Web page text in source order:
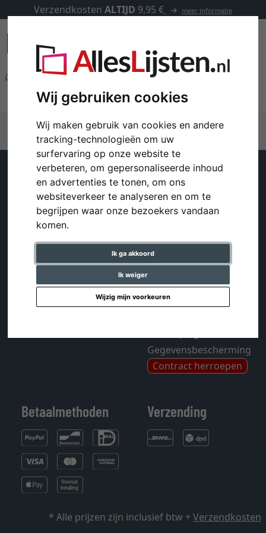
Wij gebruiken cookies
Wij maken gebruik van cookies en andere
tracking-technologieën om uw
surfervaring op onze website te
verbeteren, om gepersonaliseerde inhoud
en advertenties te tonen, om ons
websiteverkeer te analyseren en om te
begrijpen waar onze bezoekers vandaan
komen.
Ik ga akkoord
Ik weiger
Wijzig mijn voorkeuren
Verzendkosten ALTIJD 9,95 € meer informatie
Merken Zep
Zep
Klantenservice
Contact
Winkelwagentje
Account
Help
Verzending en kosten
vragen
Tijdschrift
Sitemap
Algemene
Gegevensbescherming
Contract herroepen
Betaalmethoden Verzending
* Alle prijzen zijn inclusief btw +Verzendkosten